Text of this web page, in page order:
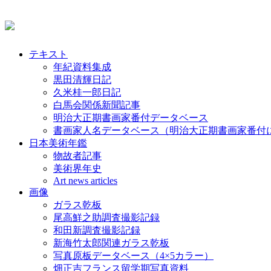
テキスト
年紀資料集成
黒田清輝日記
久米桂一郎日記
白馬会関係新聞記事
明治大正期書画家番付データベース
書画家人名データベース（明治大正期書画家番付
日本美術年鑑
物故者記事
美術界年史
Art news articles
画像
ガラス乾板
尾高鮮之助調査撮影記録
和田新調査撮影記録
新海竹太郎関連ガラス乾板
写真原板データベース（4×5カラー）
畑正吉フランス留学期写真資料